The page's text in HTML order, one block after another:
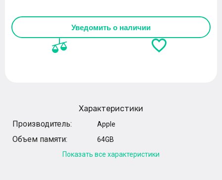
Уведомить о наличии
Характеристики
Производитель:
Apple
Объем памяти:
64GB
Показать все характеристики